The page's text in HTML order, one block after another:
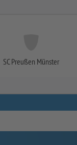
SC Preußen Münster